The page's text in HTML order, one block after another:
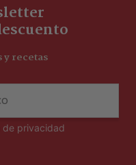
y recetas
de privacidad